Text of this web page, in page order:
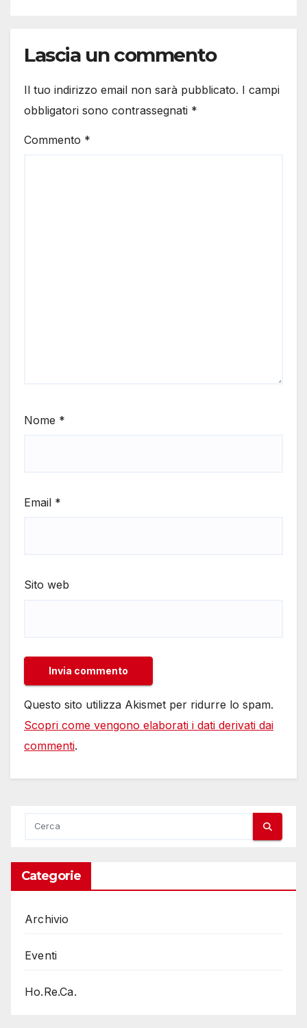
Lascia un commento
Il tuo indirizzo email non sarà pubblicato. I campi
obbligatori sono contrassegnati *
Commento *
Nome *
Email *
Sito web
Questo sito utilizza Akismet per ridurre lo spam.
Scopri come vengono elaborati i dati derivati dai
commenti.
Categorie
Archivio
Eventi
Ho.Re.Ca.